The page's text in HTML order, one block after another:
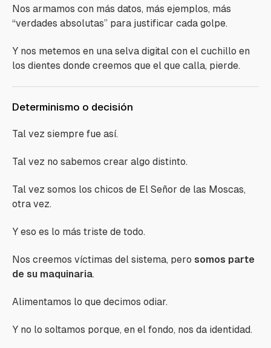
Nos armamos con más datos, más ejemplos, más
“verdades absolutas” para justificar cada golpe.
Y nos metemos en una selva digital con el cuchillo en
los dientes donde creemos que el que calla, pierde.
Determinismo o decisión
Tal vez siempre fue así.
Tal vez no sabemos crear algo distinto.
Tal vez somos los chicos de El Señor de las Moscas,
otra vez.
Y eso es lo más triste de todo.
Nos creemos víctimas del sistema, pero somos parte
de su maquinaria.
Alimentamos lo que decimos odiar.
Y no lo soltamos porque, en el fondo, nos da identidad.